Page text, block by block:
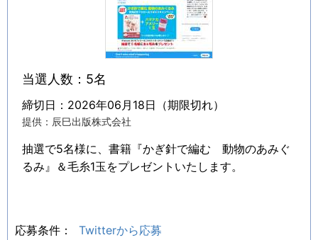
当選人数：5名
締切日：2026年06月18日（期限切れ）
提供：辰巳出版株式会社
抽選で5名様に、書籍『かぎ針で編む 動物のあみぐ
るみ』＆毛糸1玉をプレゼントいたします。
応募条件：
Twitterから応募